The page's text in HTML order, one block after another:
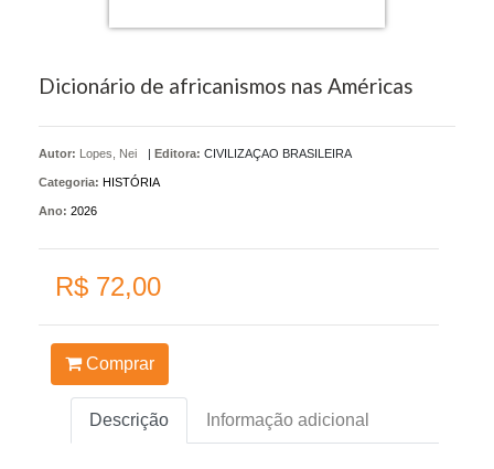
Dicionário de africanismos nas Américas
Autor: Lopes, Nei | Editora: CIVILIZAÇAO BRASILEIRA
Categoria: HISTÓRIA
Ano: 2026
R$ 72,00
Comprar
Descrição Informação adicional